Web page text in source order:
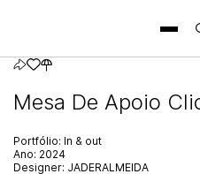
Mesa De Apoio
Portfólio: In & out
Ano: 2024
Designer: JADERALMEIDA